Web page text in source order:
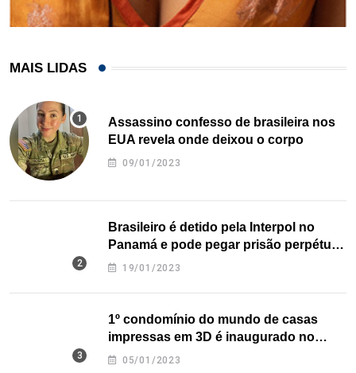
MAIS LIDAS
Assassino confesso de brasileira nos
EUA revela onde deixou o corpo
09/01/2023
Brasileiro é detido pela Interpol no
Panamá e pode pegar prisão perpétua
nos EUA
19/01/2023
1º condomínio do mundo de casas
impressas em 3D é inaugurado no
Texas
05/01/2023